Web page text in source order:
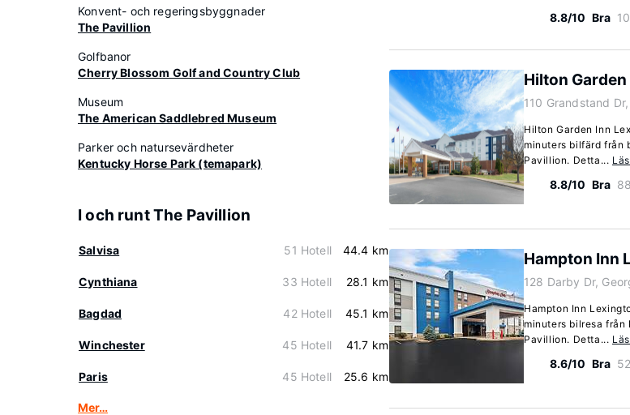
Konvent- och regeringsbyggnader
The Pavillion
Golfbanor
Cherry Blossom Golf and Country Club
Museum
The American Saddlebred Museum
Parker och natursevärdheter
Kentucky Horse Park (temapark)
I och runt The Pavillion
Salvisa 51 Hotell 44.4 km
Cynthiana 33 Hotell 28.1 km
Bagdad 42 Hotell 45.1 km
Winchester 45 Hotell 41.7 km
Paris 45 Hotell 25.6 km
Mer…
8.8/10 Bra
Hilton
110 Grandstand
Hilton Garden Inn
minuters bilfärd från
Pavillion. Detta...
8.8/10 Bra
Hampton Inn
128 Darby Dr,
Hampton Inn
minuters bilresa från
Pavillion. Detta...
8.6/10 Bra